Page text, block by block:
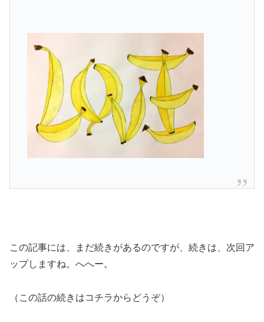
この記事には、まだ続きがあるのですが、続きは、次回ア
ップしますね。へへー。
（この話の続きはコチラからどうぞ）